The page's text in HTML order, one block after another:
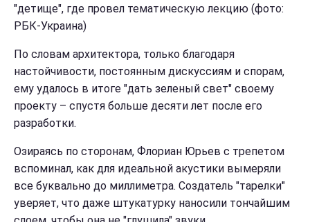
"детище", где провел тематическую лекцию (фото:
РБК-Украина)
По словам архитектора, только благодаря
настойчивости, постоянным дискуссиям и спорам,
ему удалось в итоге "дать зеленый свет" своему
проекту – спустя больше десяти лет после его
разработки.
Озираясь по сторонам, Флориан Юрьев с трепетом
вспоминал, как для идеальной акустики вымеряли
все буквально до миллиметра. Создатель "тарелки"
уверяет, что даже штукатурку наносили тончайшим